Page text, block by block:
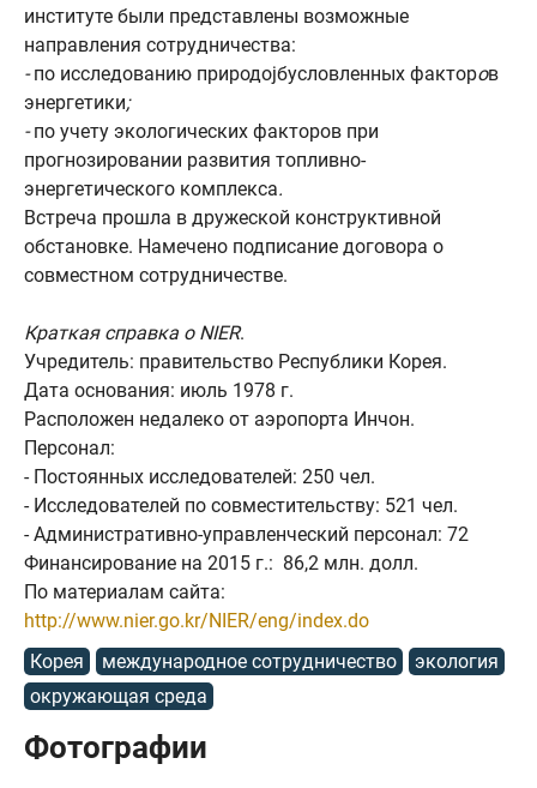
институте были представлены возможные
направления сотрудничества:
-по исследованию природоjбусловленных факторов
энергетики;
-по учету экологических факторов при
прогнозировании развития топливно-
энергетического комплекса.
Встреча прошла в дружеской конструктивной
обстановке. Намечено подписание договора о
совместном сотрудничестве.
Краткая справка о NIER.
Учредитель: правительство Республики Корея.
Дата основания: июль 1978 г.
Расположен недалеко от аэропорта Инчон.
Персонал:
- Постоянных исследователей: 250 чел.
- Исследователей по совместительству: 521 чел.
- Административно-управленческий персонал: 72
Финансирование на 2015 г.: 86,2 млн. долл.
По материалам сайта:
http://www.nier.go.kr/NIER/eng/index.do
Корея
международное сотрудничество
экология
окружающая среда
Фотографии